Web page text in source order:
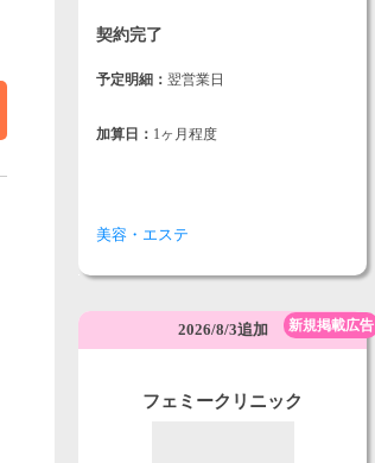
契約完了
予定明細： 翌営業日
加算日： 1ヶ月程度
美容・エステ
新規掲載広告
2026/8/3追加
フェミークリニック